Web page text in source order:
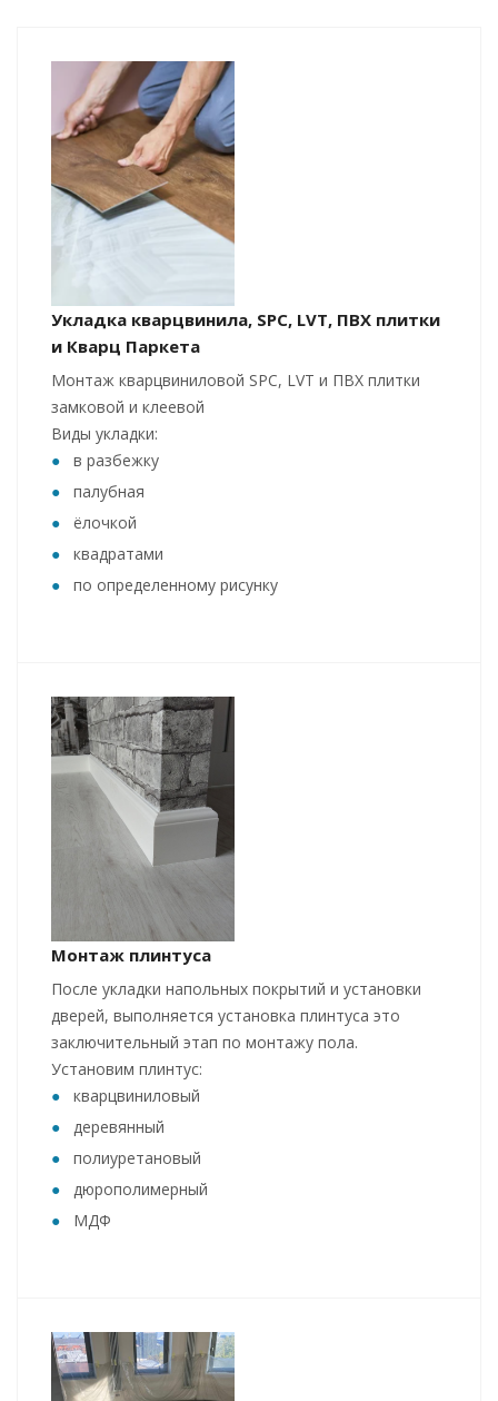
Укладка кварцвинила, SPC, LVT, ПВХ плитки
и Кварц Паркета
Монтаж кварцвиниловой SPC, LVT и ПВХ плитки
замковой и клеевой
Виды укладки:
в разбежку
палубная
ёлочкой
квадратами
по определенному рисунку
Монтаж плинтуса
После укладки напольных покрытий и установки
дверей, выполняется установка плинтуса это
заключительный этап по монтажу пола.
Установим плинтус:
кварцвиниловый
деревянный
полиуретановый
дюрополимерный
МДФ